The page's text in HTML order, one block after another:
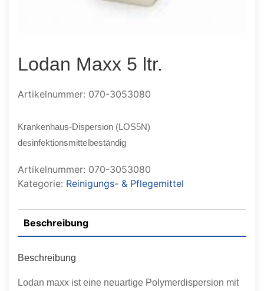
Lodan Maxx 5 ltr.
Artikelnummer: 070-3053080
Krankenhaus-Dispersion (LOS5N)
desinfektionsmittelbeständig
Artikelnummer: 070-3053080
Kategorie: Reinigungs- & Pflegemittel
Beschreibung
Beschreibung
Lodan maxx ist eine neuartige Polymerdispersion mit